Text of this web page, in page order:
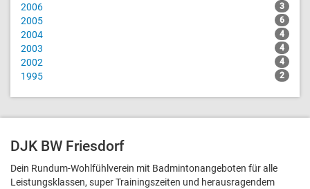
2006 3
2005 6
2004 4
2003 4
2002 4
1995 2
DJK BW Friesdorf
Dein Rundum-Wohlfühlverein mit Badmintonangeboten für alle
Leistungsklassen, super Trainingszeiten und heraus­ragendem